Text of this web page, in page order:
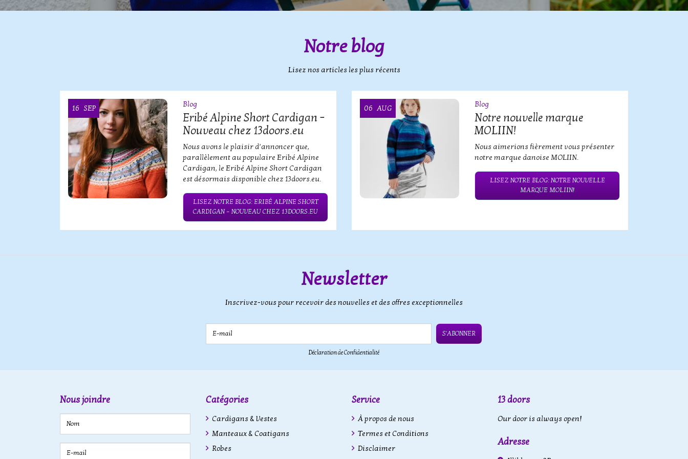
Notre blog
Lisez nos articles les plus récents
16 SEP Blog
Eribé Alpine Short Cardigan –
Nouveau chez 13doors.eu
Nous avons le plaisir d’annoncer que,
parallèlement au populaire Eribé Alpine
Cardigan, le Eribé Alpine Short Cardigan
est désormais disponible chez 13doors.eu.
LISEZ NOTRE BLOG: ERIBÉ ALPINE SHORT
CARDIGAN – NOUVEAU CHEZ 13DOORS.EU
06 AUG Blog
Notre nouvelle marque
MOLIIN!
Nous aimerions fièrement vous présenter
notre marque danoise MOLIIN.
LISEZ NOTRE BLOG: NOTRE NOUVELLE
MARQUE MOLIIN!
Newsletter
Inscrivez-vous pour recevoir des nouvelles et des offres exceptionnelles
E-mail
S'ABONNER
Déclaration de Confidentialité
Nous joindre Catégories
Cardigans & Vestes
Manteaux & Coatigans
Robes
Service
À propos de nous
Termes et Conditions
Disclaimer
13 doors
Our door is always open!
Adresse